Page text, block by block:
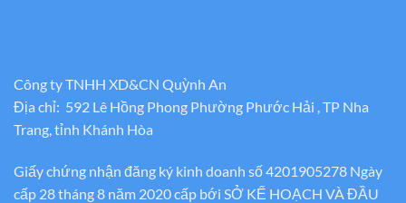
Công ty TNHH XD&CN Quỳnh An
Địa chỉ: 592 Lê Hồng Phong Phường Phước Hải , TP Nha
Trang, tỉnh Khánh Hòa
Giấy chứng nhận đăng ký kinh doanh số 4201905278 Ngày
cấp 28 tháng 8 năm 2020 cấp bới SỞ KẾ HOẠCH VÀ ĐẦU